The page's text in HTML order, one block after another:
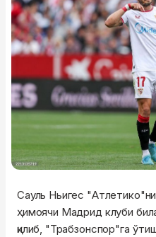
Сауль Ньигес
ҳимоячи Мадрид клуби
қилиб, "Трабзонспор"га